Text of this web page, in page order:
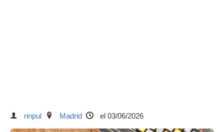
rinpul Madrid el 03/06/2026